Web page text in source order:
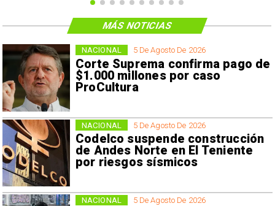
5 De Agosto De 2026
Corte Suprema confirma pago de
$1.000 millones por caso
ProCultura
NACIONAL
5 De Agosto De 2026
Codelco suspende construcción
de Andes Norte en El Teniente
por riesgos sísmicos
NACIONAL
5 De Agosto De 2026
NACIONAL
MÁS NOTICIAS